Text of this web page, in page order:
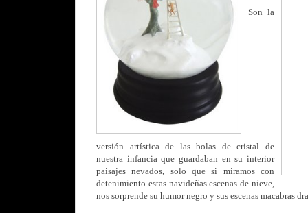
Son la
versión artística de las bolas de cristal de
nuestra infancia que guardaban en su interior
paisajes nevados, solo que si miramos con
detenimiento estas navideñas escenas de nieve,
nos sorprende su humor negro y sus escenas macabras